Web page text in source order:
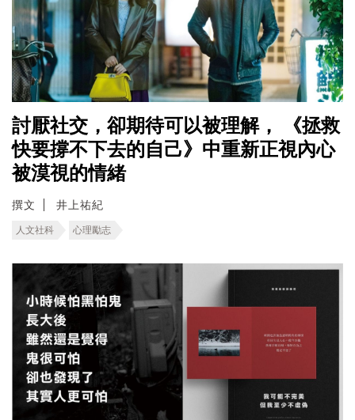
討厭社交，卻期待可以被理解， 《拯救
快要撐不下去的自己》中重新正視內心
被漠視的情緒
撰文 井上祐紀
人文社科 心理勵志